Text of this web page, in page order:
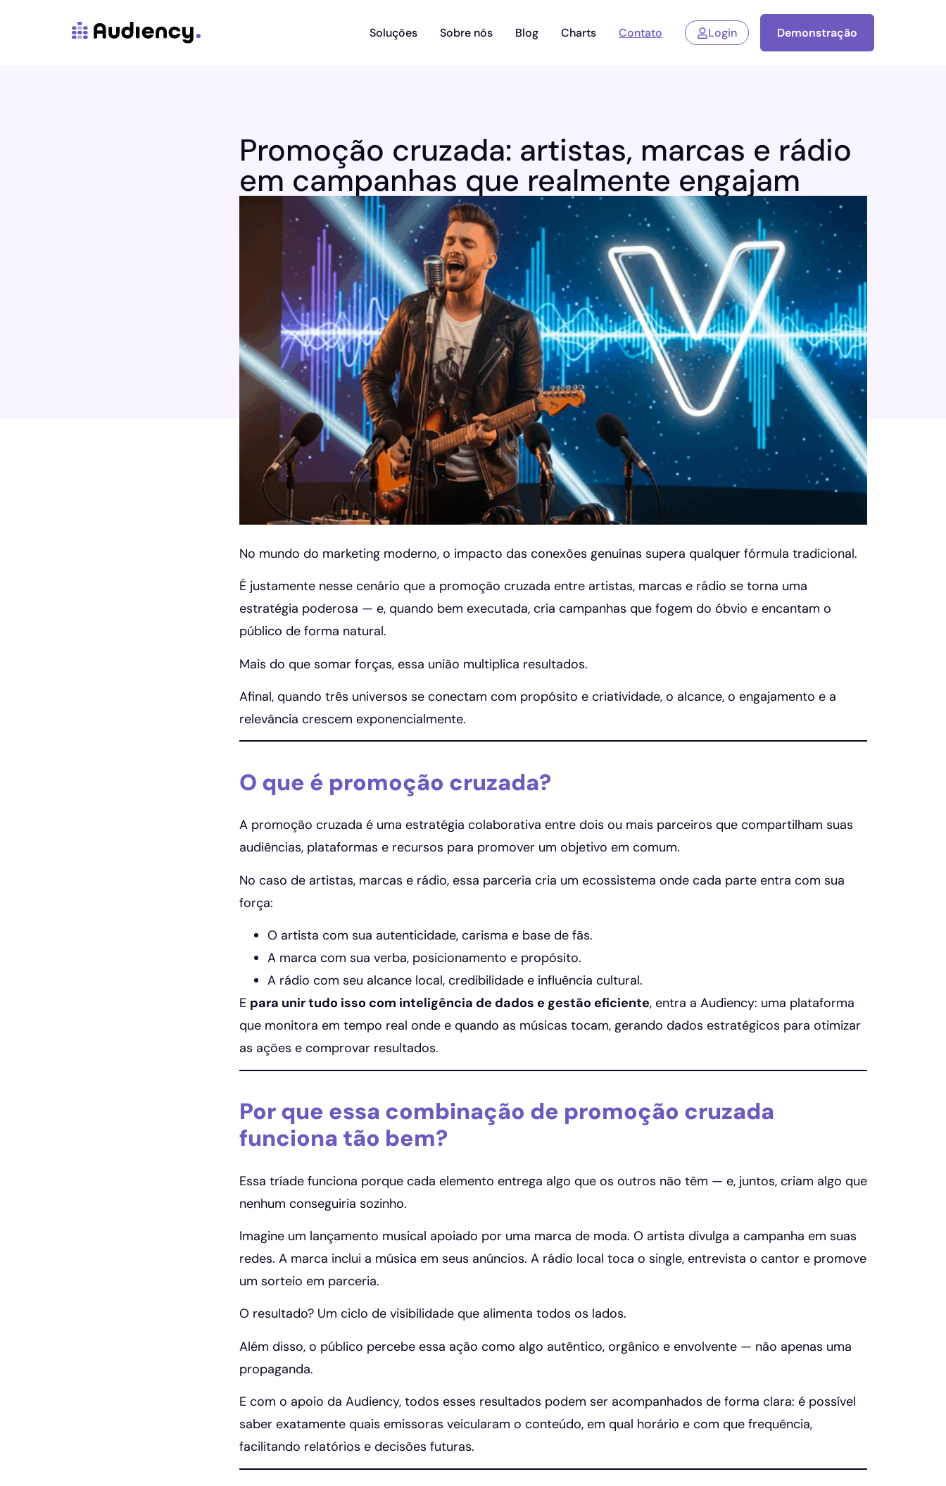
Soluções Sobre nós Blog Charts Contato Login Demonstração
Promoção cruzada: artistas, marcas e rádio
em campanhas que realmente engajam
No mundo do marketing moderno, o impacto das conexões genuínas supera qualquer fórmula tradicional.
É justamente nesse cenário que a promoção cruzada entre artistas, marcas e rádio se torna uma
estratégia poderosa — e, quando bem executada, cria campanhas que fogem do óbvio e encantam o
público de forma natural.
Mais do que somar forças, essa união multiplica resultados.
Afinal, quando três universos se conectam com propósito e criatividade, o alcance, o engajamento e a
relevância crescem exponencialmente.
O que é promoção cruzada?
A promoção cruzada é uma estratégia colaborativa entre dois ou mais parceiros que compartilham suas
audiências, plataformas e recursos para promover um objetivo em comum.
No caso de artistas, marcas e rádio, essa parceria cria um ecossistema onde cada parte entra com sua
força:
O artista com sua autenticidade, carisma e base de fãs.
A marca com sua verba, posicionamento e propósito.
A rádio com seu alcance local, credibilidade e influência cultural.
E para unir tudo isso com inteligência de dados e gestão eficiente, entra a Audiency: uma plataforma
que monitora em tempo real onde e quando as músicas tocam, gerando dados estratégicos para otimizar
as ações e comprovar resultados.
Por que essa combinação de promoção cruzada
funciona tão bem?
Essa tríade funciona porque cada elemento entrega algo que os outros não têm — e, juntos, criam algo que
nenhum conseguiria sozinho.
Imagine um lançamento musical apoiado por uma marca de moda. O artista divulga a campanha em suas
redes. A marca inclui a música em seus anúncios. A rádio local toca o single, entrevista o cantor e promove
um sorteio em parceria.
O resultado? Um ciclo de visibilidade que alimenta todos os lados.
Além disso, o público percebe essa ação como algo autêntico, orgânico e envolvente — não apenas uma
propaganda.
E com o apoio da Audiency, todos esses resultados podem ser acompanhados de forma clara: é possível
saber exatamente quais emissoras veicularam o conteúdo, em qual horário e com que frequência,
facilitando relatórios e decisões futuras.